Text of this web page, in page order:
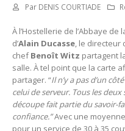
Par DENIS COURTIADE
À l’Hostellerie de l’Abbaye
d’Alain Ducasse, le directeur
chefBenoît Witz partagent
salle. À tel point que la carte
partager. “Il n’y a pas d’un
celui de serveur. Tous les
découpe fait partie du savoir-
confiance.”Avec une
pour un service de 30 à 35